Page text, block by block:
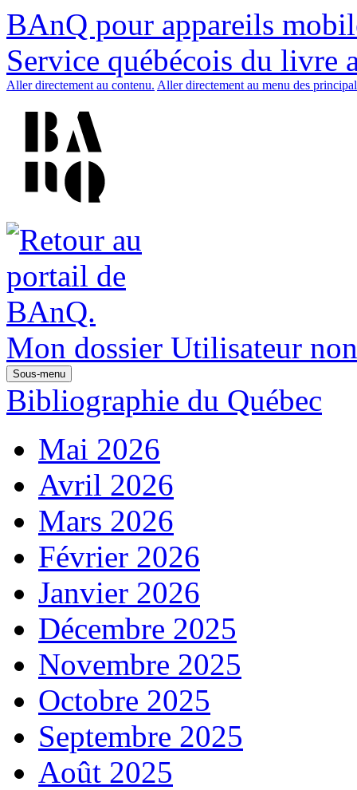
BAnQ pour appareils
Service québécois du livre
Aller directement au contenu. Aller directement au menu des
Mon dossier Utilisateur
Sous-menu
Bibliographie du Québec
Mai 2026
Avril 2026
Mars 2026
Février 2026
Janvier 2026
Décembre 2025
Novembre 2025
Octobre 2025
Septembre 2025
Août 2025